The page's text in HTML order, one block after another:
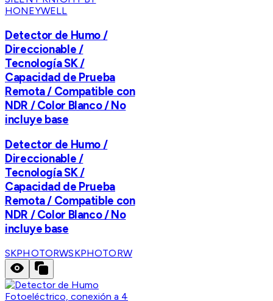
HONEYWELL
Detector de Humo /
Direccionable /
Tecnología SK /
Capacidad de Prueba
Remota / Compatible con
NDR / Color Blanco / No
incluye base
Detector de Humo /
Direccionable /
Tecnología SK /
Capacidad de Prueba
Remota / Compatible con
NDR / Color Blanco / No
incluye base
SKPHOTORWSKPHOTORW